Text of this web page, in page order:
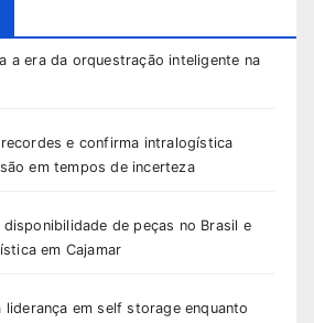
a era da orquestração inteligente na
e confirma intralogística
em tempos de incerteza
disponibilidade de peças no Brasil e
em Cajamar
em self storage enquanto